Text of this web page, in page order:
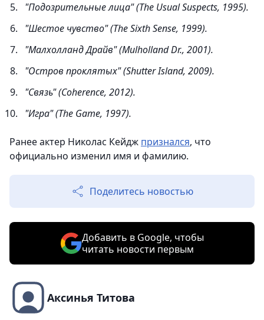
"Подозрительные лица" (The Usual Suspects, 1995).
"Шестое чувство" (The Sixth Sense, 1999).
"Малхолланд Драйв" (Mulholland Dr., 2001).
"Остров проклятых" (Shutter Island, 2009).
"Связь" (Coherence, 2012).
"Игра" (The Game, 1997).
Ранее актер Николас Кейдж признался, что
официально изменил имя и фамилию.
Поделитесь новостью
Добавить в Google, чтобы
читать новости первым
Аксинья Титова